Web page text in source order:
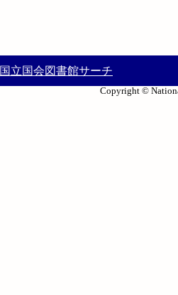
国立国会図書館サーチ
Copyright ©